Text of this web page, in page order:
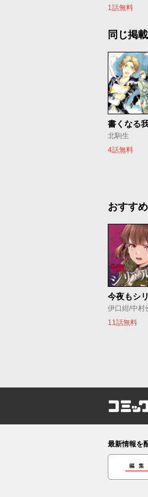
1話無料
同じ掲
書くなる
北駒生
4話無料
おすす
伊口紺/中村
11話無料
コミ
最新情報を
編集部ブ